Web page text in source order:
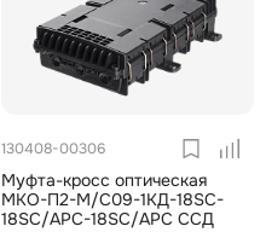
130408-00306
Муфта-кросс оптическая
МКО-П2-М/С09-1КД-18SC-
18SC/APC-18SC/APC ССД